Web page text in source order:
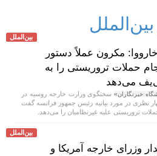
بین‌الملل
مکرون عملاً دستور
حملات تروریستی را به
می‌دهد
خبرنگاران»سخنگوی وزارت خارجه روسیه در
نظری در مورد بیانیه رئیس جمهور فرانسه گفت
تروریستی علیه غیرنظامیان را می‌دهد.
بین‌الملل
وزرای خارجه آمریکا و